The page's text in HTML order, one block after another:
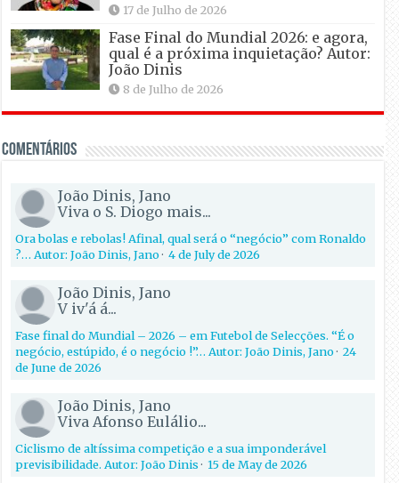
17 de Julho de 2026
Fase Final do Mundial 2026: e agora,
qual é a próxima inquietação? Autor:
João Dinis
8 de Julho de 2026
Comentários
João Dinis, Jano
Viva o S. Diogo mais...
Ora bolas e rebolas! Afinal, qual será o “negócio” com Ronaldo
?… Autor: João Dinis, Jano·4 de July de 2026
João Dinis, Jano
V iv'á á...
Fase final do Mundial – 2026 – em Futebol de Selecções. “É o
negócio, estúpido, é o negócio !”… Autor: João Dinis, Jano·24
de June de 2026
João Dinis, Jano
Viva Afonso Eulálio...
Ciclismo de altíssima competição e a sua imponderável
previsibilidade. Autor: João Dinis·15 de May de 2026